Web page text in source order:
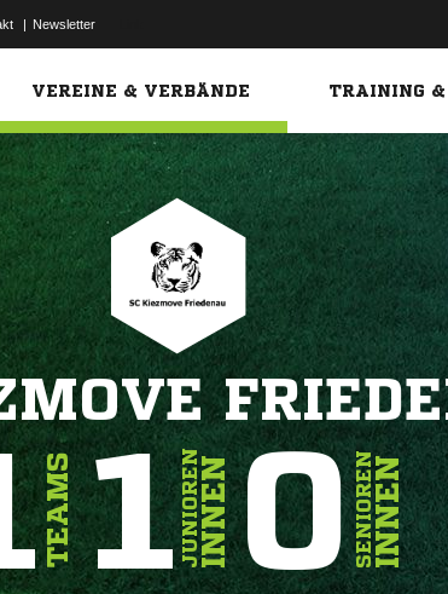
| Newsletter
VEREINE & VERBÄNDE TRAINING &
TEAMS1JUNIORENINNEN0SENIORENINNEN